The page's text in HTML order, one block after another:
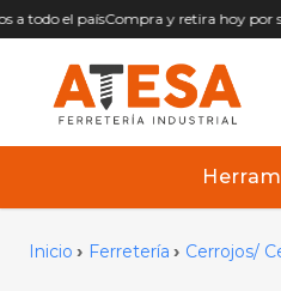
a todo el paísCompra y retira hoy por
Inicio Ferretería Cerrojos/